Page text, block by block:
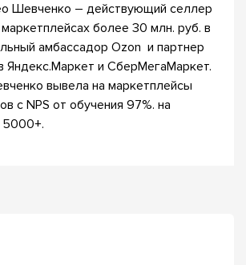
Шевченко – действующий селлер
более 30 млн. руб. в
амбассадор Ozon и партнер
Яндекс.Маркет и СберМегаМаркет.
вывела на маркетплейсы
с NPS от обучения 97%. на
5000+.